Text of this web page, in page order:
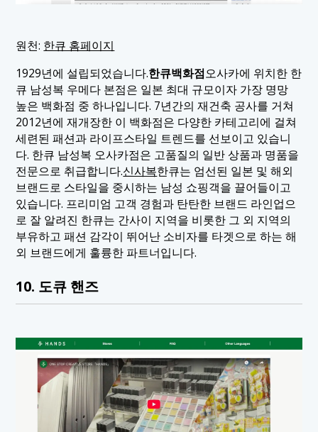
원천: 한큐 홈페이지
1929년에 설립되었습니다.한큐백화점오사카에 위치한 한
큐 남성복 우메다 본점은 일본 최대 규모이자 가장 명망
높은 백화점 중 하나입니다. 7년간의 재건축 공사를 거쳐
2012년에 재개장한 이 백화점은 다양한 카테고리에 걸쳐
세련된 패션과 라이프스타일 트렌드를 선보이고 있습니
다. 한큐 남성복 오사카점은 고품질의 일반 상품과 명품을
전문으로 취급합니다.신사복한큐는 엄선된 일본 및 해외
브랜드로 스타일을 중시하는 남성 쇼핑객을 끌어들이고
있습니다. 프리미엄 고객 경험과 탄탄한 브랜드 라인업으
로 잘 알려진 한큐는 간사이 지역을 비롯한 그 외 지역의
부유하고 패션 감각이 뛰어난 소비자를 타겟으로 하는 해
외 브랜드에게 훌륭한 파트너입니다.
10. 도큐 핸즈